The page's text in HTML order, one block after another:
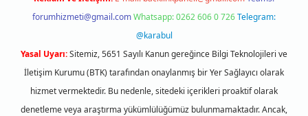
forumhizmeti@gmail.comWhatsapp: 0262 606 0 726Telegram:
@karabul
Yasal Uyarı:Sitemiz, 5651 Sayılı Kanun gereğince Bilgi Teknolojileri ve
İletişim Kurumu (BTK) tarafından onaylanmış bir Yer Sağlayıcı olarak
hizmet vermektedir. Bu nedenle, sitedeki içerikleri proaktif olarak
denetleme veya araştırma yükümlülüğümüz bulunmamaktadır. Ancak,